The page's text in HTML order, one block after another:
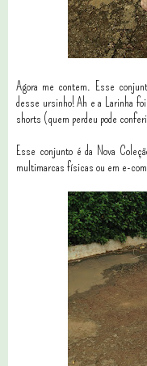
Agora me contem. Esse
desse ursinho! Ah e a Larinha
shorts (quem perdeu pode
Esse conjunto é da Nova
multimarcas físicas ou em e-